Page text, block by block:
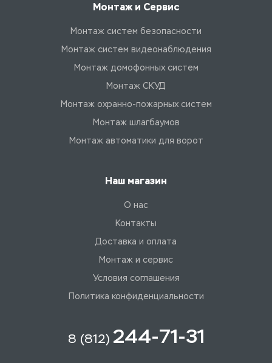
Монтаж и Сервис
Монтаж систем безопасности
Монтаж систем видеонаблюдения
Монтаж домофонных систем
Монтаж СКУД
Монтаж охранно-пожарных систем
Монтаж шлагбаумов
Монтаж автоматики для ворот
Наш магазин
О нас
Контакты
Доставка и оплата
Монтаж и сервис
Условия соглашения
Политика конфиденциальности
8 (812) 244-71-31